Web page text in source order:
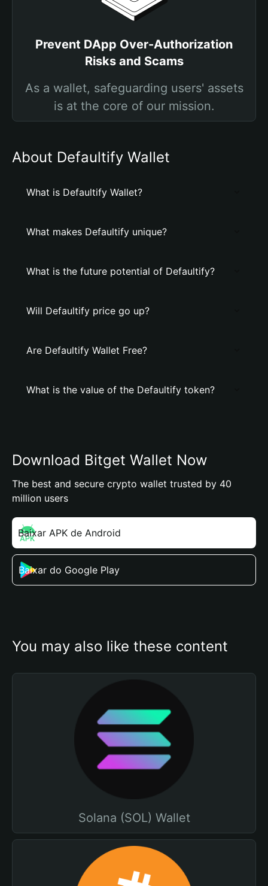
Prevent DApp Over-Authorization
Risks and Scams
As a wallet, safeguarding users' assets
is at the core of our mission.
About Defaultify Wallet
What is Defaultify Wallet?
What makes Defaultify unique?
What is the future potential of Defaultify?
Will Defaultify price go up?
Are Defaultify Wallet Free?
What is the value of the Defaultify token?
Download Bitget Wallet Now
The best and secure crypto wallet trusted by 40
million users
Baixar APK de Android
Baixar do Google Play
You may also like these content
Solana (SOL) Wallet